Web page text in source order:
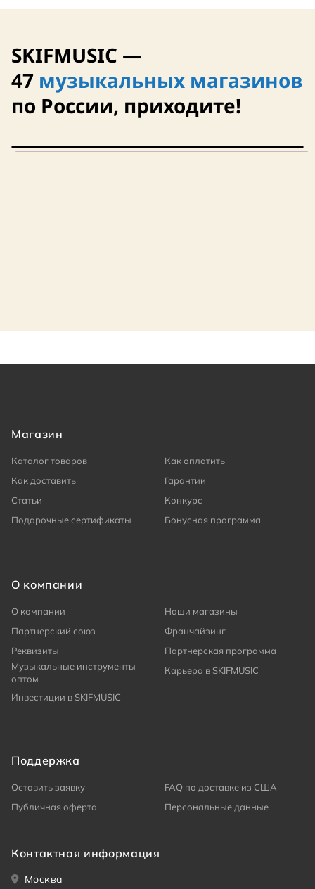
SKIFMUSIC —
47 музыкальных магазинов
по России, приходите!
Магазин
Каталог товаров
Как оплатить
Как доставить
Гарантии
Статьи
Конкурс
Подарочные сертификаты
Бонусная программа
О компании
О компании
Наши магазины
Партнерский союз
Франчайзинг
Реквизиты
Партнерская программа
Музыкальные инструменты
оптом
Карьера в SKIFMUSIC
Инвестиции в SKIFMUSIC
Поддержка
Оставить заявку
FAQ по доставке из США
Публичная оферта
Персональные данные
Контактная информация
Москва